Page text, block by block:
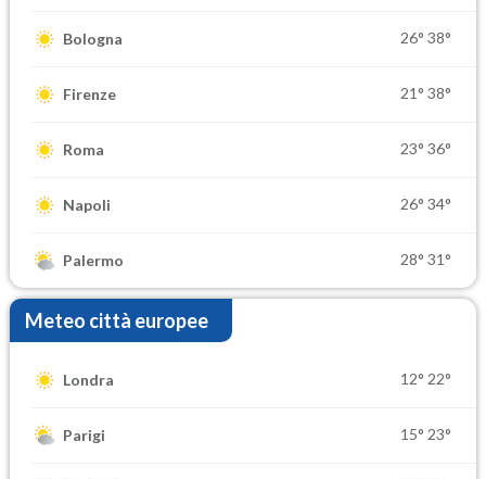
Bologna 26° 38°
Firenze 21° 38°
Roma 23° 36°
Napoli 26° 34°
Palermo 28° 31°
Meteo città europee
Londra 12° 22°
Parigi 15° 23°